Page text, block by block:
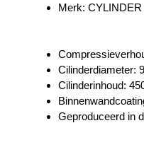
Merk:
Cilinderdiameter:
Cilinderinhoud:
Geproduceerd in